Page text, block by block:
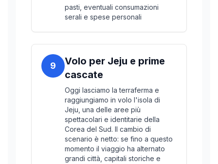
pasti, eventuali consumazioni
serali e spese personali
9
Volo per Jeju e prime
cascate
Oggi lasciamo la terraferma e
raggiungiamo in volo l'isola di
Jeju, una delle aree più
spettacolari e identitarie della
Corea del Sud. Il cambio di
scenario è netto: se fino a questo
momento il viaggio ha alternato
grandi città, capitali storiche e